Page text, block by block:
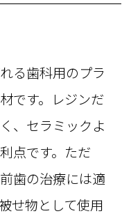
る歯科用のプラ
です。レジンだ
、セラミックよ
点です。ただ
歯の治療には適
せ物として使用